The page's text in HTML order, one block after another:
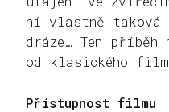
ní vlastně taková
dráze… Ten příběh
od klasického
Přístupnost filmu